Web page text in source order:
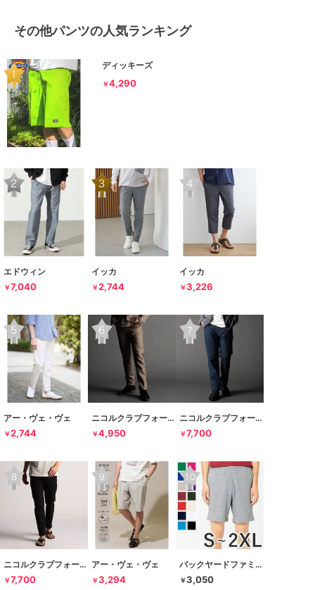
その他パンツの人気ランキング
ディッキーズ
￥4,290
エドウィン
￥7,040
イッカ
￥2,744
イッカ
￥3,226
アー・ヴェ・ヴェ
￥2,744
ニコルクラブフォーメン
￥4,950
ニコルクラブフォーメン
￥7,700
ニコルクラブフォーメン
￥7,700
アー・ヴェ・ヴェ
￥3,294
バックヤードファミリー
￥3,050